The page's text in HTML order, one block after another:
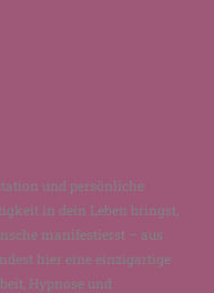
und persönliche
in dein Leben bringst,
manifestierst – aus
hier eine einzigartige
Hypnose und